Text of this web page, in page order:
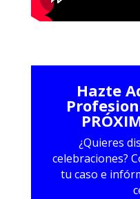
Hazte
¿Quieres
celebraciones?
tu caso e